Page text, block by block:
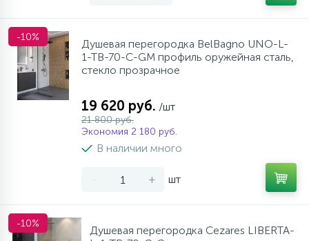
Душевые гарнитуры
Напольные смесители
Душевые системы
-10%
Душевая перегородка BelBagno UNO-L-
1-TB-70-C-GM профиль оружейная сталь,
стекло прозрачное
19 620 руб. /шт
21 800 руб.
Экономия 2 180 руб.
В наличии много
- + шт
-10%
Душевая перегородка Cezares LIBERTA-